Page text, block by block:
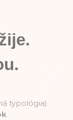
typológia)